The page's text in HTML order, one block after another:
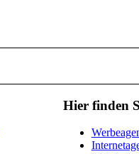
Hier finden